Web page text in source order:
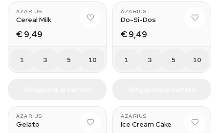
AZARIUS
Cereal Milk
€ 9,49
1 3 5 10
AZARIUS
Do-Si-Dos
€ 9,49
1 3 5 10
AZARIUS
Gelato
AZARIUS
Ice Cream Cake